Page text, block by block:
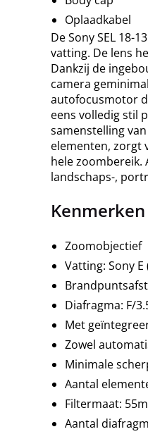
Oplaadkabel
De Sony SEL 18-
vatting. De lens
Dankzij de
camera
autofocusmotor
eens volledig stil
samenstelling
elementen, zorgt
hele zoombereik.
landschaps-,
Kenmerken
Zoomobjectief
Vatting: Sony E
Diafragma: F/
Met
Zowel
Minimale
Aantal
Filtermaat:
Aantal